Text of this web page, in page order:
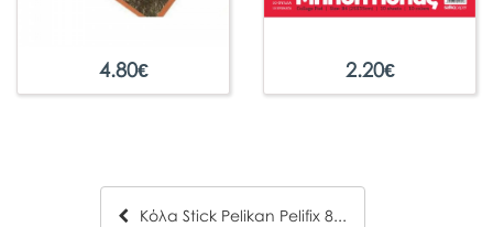
4.80€ 2.20€
Κόλα Stick Pelikan Pelifix 8gr